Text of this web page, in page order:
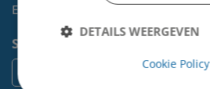
E-mail:
kunst@velsen.nl
Socials
DETAILS WEERGEVEN
Cookie Policy